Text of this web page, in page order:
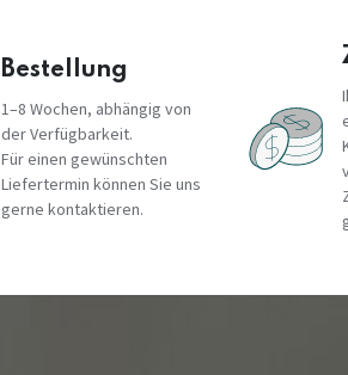
Bestellung
1–8 Wochen, abhängig von
der Verfügbarkeit.
Für einen gewünschten
Liefertermin können Sie uns
gerne kontaktieren.